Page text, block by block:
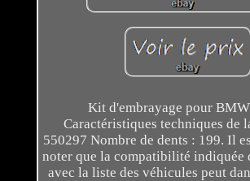
Kit d'embrayage pour
Caractéristiques techniques de
550297 Nombre de dents : 199. Il
noter que la compatibilité indiquée
avec la liste des véhicules peut